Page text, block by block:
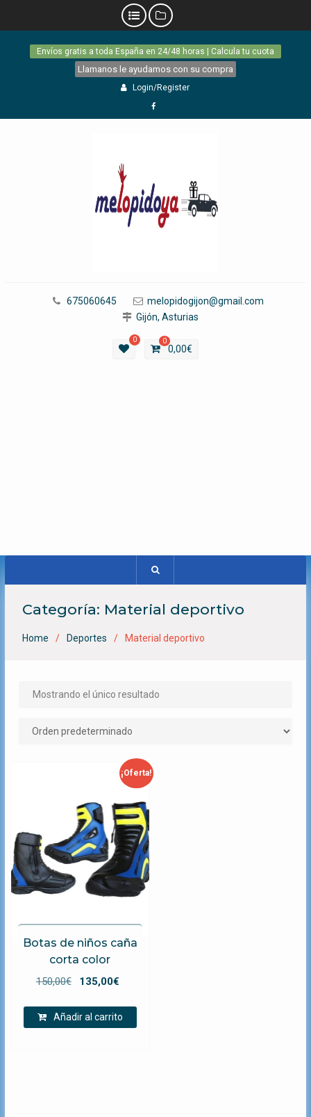
Envíos gratis a toda España en 24/48 horas | Calcula tu cuota
Llamanos le ayudamos con su compra
Login/Register
Facebook
675060645
melopidogijon@gmail.com
Gijón, Asturias
0 0
0,00€
Categoría: Material deportivo
Home Deportes Material deportivo
Mostrando el único resultado
¡Oferta!
Botas de niños caña
corta color
150,00€
El
original
era:
135,00€
es:
Añadir al carrito